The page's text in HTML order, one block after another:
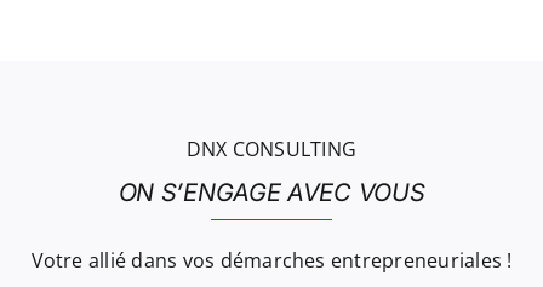
DNX CONSULTING
ON S’ENGAGE AVEC VOUS
Votre allié dans vos démarches entrepreneuriales !